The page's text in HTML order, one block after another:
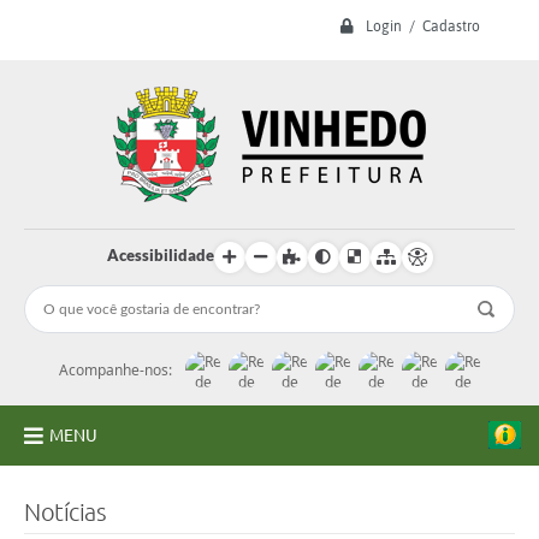
Login / Cadastro
Acessibilidade
Acompanhe-nos:
MENU
Notícias